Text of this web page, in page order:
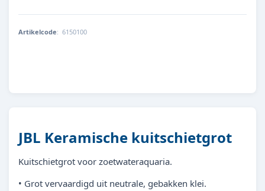
Artikelcode: 6150100
JBL Keramische kuitschietgrot
Kuitschietgrot voor zoetwateraquaria.
• Grot vervaardigd uit neutrale, gebakken klei.